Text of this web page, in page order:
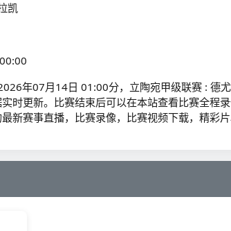
凯
年07月14日 01:00分，立陶宛甲级联赛 : 德
时更新。比赛结束后可以在本站查看比赛全程
新赛事直播，比赛录像，比赛视频下载，精彩片